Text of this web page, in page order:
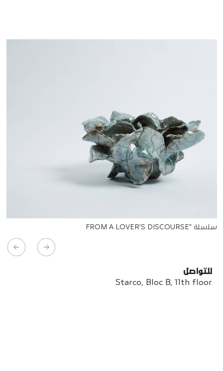
سلسلة "FROM A LOVER'S DISCOURSE
للتواصل
Starco, Bloc B, 11th floor